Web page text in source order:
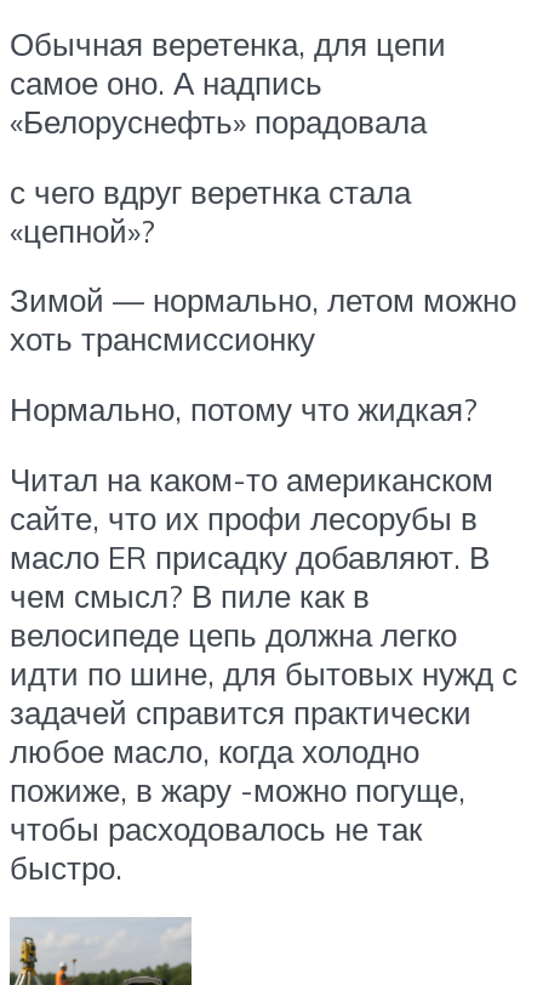
Обычная веретенка, для цепи
самое оно. А надпись
«Белоруснефть» порадовала
с чего вдруг веретнка стала
«цепной»?
Зимой — нормально, летом можно
хоть трансмиссионку
Нормально, потому что жидкая?
Читал на каком-то американском
сайте, что их профи лесорубы в
масло ER присадку добавляют. В
чем смысл? В пиле как в
велосипеде цепь должна легко
идти по шине, для бытовых нужд с
задачей справится практически
любое масло, когда холодно
пожиже, в жару -можно погуще,
чтобы расходовалось не так
быстро.